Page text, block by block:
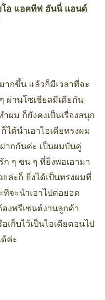
โอ แอคทีฟ ฮันนี่ แอนด์
ากขึ้น แล้วก็มีเวลาที่จะ
ผ่านโซเชียลมีเดียกัน
ผม ก็ยังคงเป็นเรื่องสนุก
ได้นำเอาไอเดียทรงผม
ากกันค่ะ เป็นผมบันคู่
ๆ ซน ๆ ที่ยิ่งพอเอามา
ล่ะก็ ยิ่งได้เป็นทรงผมที่
ที่จะนำเอาไปต่อยอด
งพรีเซนต์งานลูกค้า
ก็บไว้เป็นไอเดียตอนไป
ค่ะ